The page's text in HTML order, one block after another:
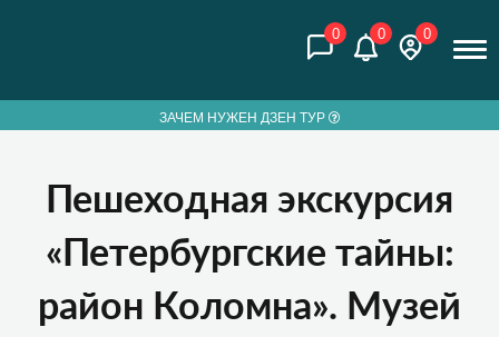
0 0 0
ЗАЧЕМ НУЖЕН ДЗЕН ТУР
Пешеходная экскурсия
«Петербургские тайны:
район Коломна». Музей